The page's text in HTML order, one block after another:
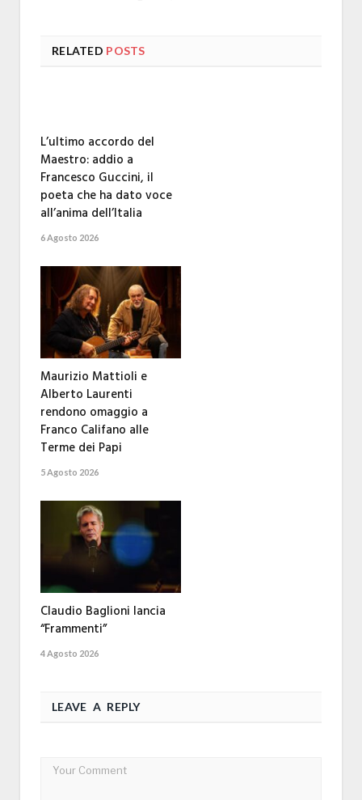
RELATED POSTS
L’ultimo accordo del
Maestro: addio a
Francesco Guccini, il
poeta che ha dato voce
all’anima dell’Italia
6 Agosto 2026
Maurizio Mattioli e
Alberto Laurenti
rendono omaggio a
Franco Califano alle
Terme dei Papi
5 Agosto 2026
Claudio Baglioni lancia
“Frammenti”
4 Agosto 2026
LEAVE A REPLY